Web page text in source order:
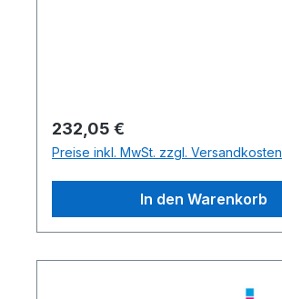
Regulärer Preis:
232,05 €
Preise inkl. MwSt. zzgl. Versandkosten
In den Warenkorb